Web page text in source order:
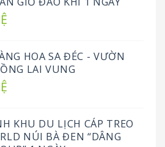
HOA SA ĐÉC - VƯỜN
LAI VUNG
KHU DU LỊCH CÁP TREO
NÚI BÀ ĐEN “DÂNG